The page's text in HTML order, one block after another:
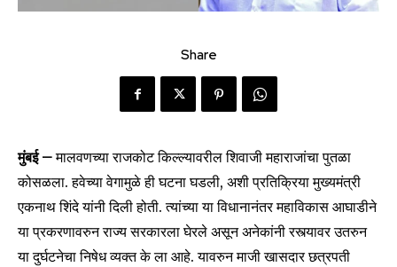
Share
मुंबई –मालवणच्या राजकोट किल्ल्यावरील शिवाजी महाराजांचा पुतळा
कोसळला. हवेच्या वेगामुळे ही घटना घडली, अशी प्रतिक्रिया मुख्यमंत्री
एकनाथ शिंदे यांनी दिली होती. त्यांच्या या विधानानंतर महाविकास आघाडीने
या प्रकरणावरुन राज्य सरकारला घेरले असून अनेकांनी रस्त्यावर उतरुन
या दुर्घटनेचा निषेध व्यक्त के ला आहे. यावरुन माजी खासदार छत्रपती